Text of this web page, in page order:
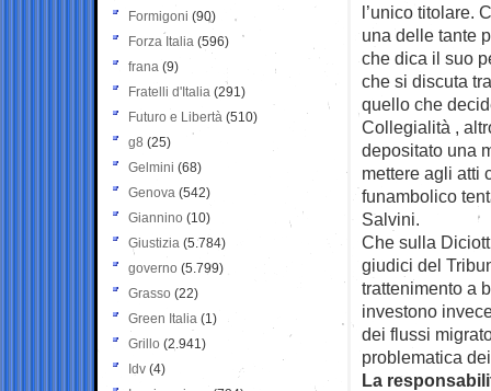
l’unico titolare.
una delle tante
che dica il suo
che si discuta
quello che
Collegialità ,
depositato una
mettere agli atti
funambolico
Salvini.
Che sulla
giudici del
trattenimento a
investono
dei flussi
problematica
La
Formigoni (90)
Forza Italia (596)
frana (9)
Fratelli d'Italia (291)
Futuro e Libertà (510)
g8 (25)
Gelmini (68)
Genova (542)
Giannino (10)
Giustizia (5.784)
governo (5.799)
Grasso (22)
Green Italia (1)
Grillo (2.941)
Idv (4)